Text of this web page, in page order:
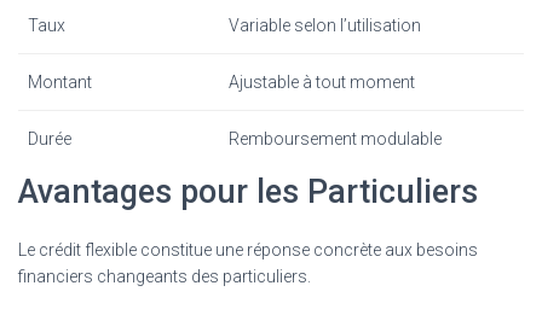
Taux Variable selon l’utilisation
Montant Ajustable à tout moment
Durée Remboursement modulable
Avantages pour les Particuliers
Le crédit flexible constitue une réponse concrète aux besoins
financiers changeants des particuliers.